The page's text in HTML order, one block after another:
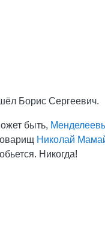
Борис Сергеевич.
быть,
Николай
Никогда!